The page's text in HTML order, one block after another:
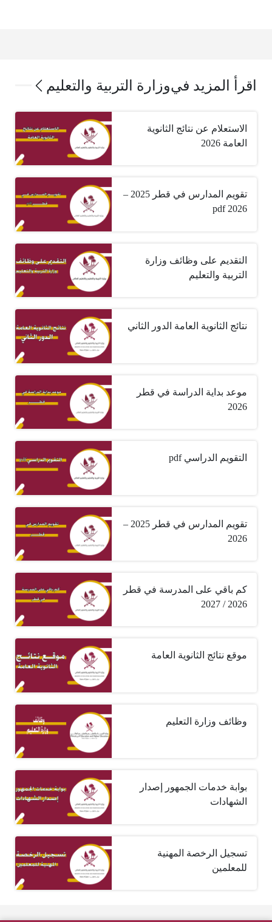
اقرأ المزيد فيوزارة التربية والتعليم
الاستعلام عن نتائج الثانوية
العامة 2026
تقويم المدارس في قطر 2025 –
2026 pdf
التقديم على وظائف وزارة
التربية والتعليم
نتائج الثانوية العامة الدور الثاني
موعد بداية الدراسة في قطر
2026
التقويم الدراسي pdf
تقويم المدارس في قطر 2025 –
2026
كم باقي على المدرسة في قطر
2026 / 2027
موقع نتائج الثانوية العامة
وظائف وزارة التعليم
بوابة خدمات الجمهور إصدار
الشهادات
تسجيل الرخصة المهنية
للمعلمين